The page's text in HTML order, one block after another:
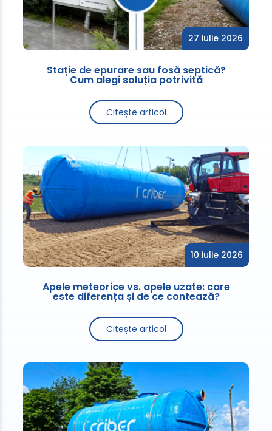
27 iulie 2026
Stație de epurare sau fosă septică?
Cum alegi soluția potrivită
Citește articol
10 iulie 2026
Apele meteorice vs. apele uzate: care
este diferența și de ce contează?
Citește articol